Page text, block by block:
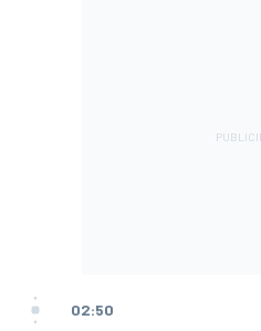
02:50